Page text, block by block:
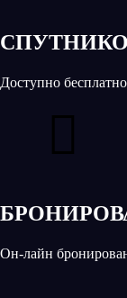
Доступно
Он-лайн